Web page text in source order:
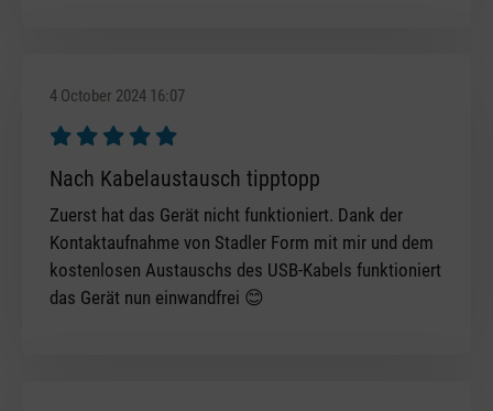
4 October 2024 16:07
Review with rating of 5 out of 5 stars
Nach Kabelaustausch tipptopp
Zuerst hat das Gerät nicht funktioniert. Dank der
Kontaktaufnahme von Stadler Form mit mir und dem
kostenlosen Austauschs des USB-Kabels funktioniert
das Gerät nun einwandfrei 😊